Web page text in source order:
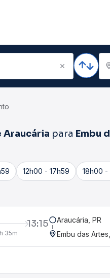
Araucária para Embu
12h00 - 17h59 18h00 -
13:15
35m
Araucária, PR
Embu das